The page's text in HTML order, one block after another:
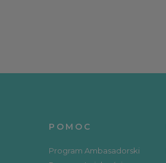
POMOC
Program Ambasadorski